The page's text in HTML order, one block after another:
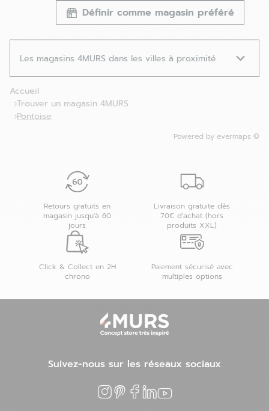
Définir comme magasin préféré
Les magasins 4MURS dans les villes à proximité
Accueil
Trouver un magasin 4MURS
Pontoise
Powered by evermaps ©
Retours gratuits en
magasin jusqu'à 60
jours
Livraison gratuite dès
70€ d'achat (hors
produits XXL)
Click & Collect en 2H
chrono
Paiement sécurisé avec
multiples options
Suivez-nous sur les réseaux sociaux